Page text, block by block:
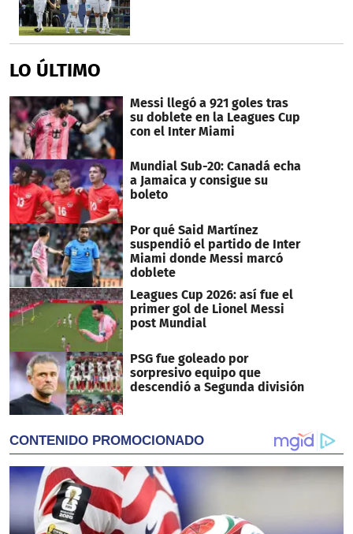
LO ÚLTIMO
Messi llegó a 921 goles tras
su doblete en la Leagues Cup
con el Inter Miami
Mundial Sub-20: Canadá echa
a Jamaica y consigue su
boleto
Por qué Said Martínez
suspendió el partido de Inter
Miami donde Messi marcó
doblete
Leagues Cup 2026: así fue el
primer gol de Lionel Messi
post Mundial
PSG fue goleado por
sorpresivo equipo que
descendió a Segunda división